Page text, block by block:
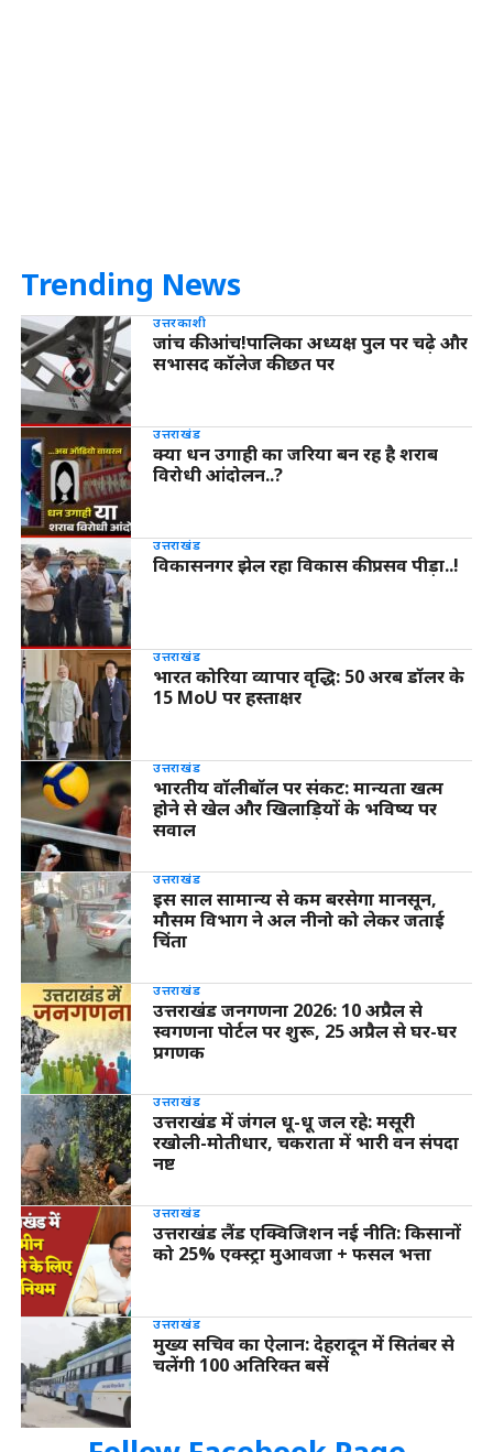
Trending News
उत्तरकाशी
जांच की आंच!पालिका अध्यक्ष पुल पर चढ़े और
सभासद कॉलेज की छत पर
उत्तराखंड
क्या धन उगाही का जरिया बन रह है शराब
विरोधी आंदोलन..?
उत्तराखंड
विकासनगर झेल रहा विकास की प्रसव पीड़ा..!
उत्तराखंड
भारत कोरिया व्यापार वृद्धि: 50 अरब डॉलर के
15 MoU पर हस्ताक्षर
उत्तराखंड
भारतीय वॉलीबॉल पर संकट: मान्यता खत्म
होने से खेल और खिलाड़ियों के भविष्य पर
सवाल
उत्तराखंड
इस साल सामान्य से कम बरसेगा मानसून,
मौसम विभाग ने अल नीनो को लेकर जताई
चिंता
उत्तराखंड
उत्तराखंड जनगणना 2026: 10 अप्रैल से
स्वगणना पोर्टल पर शुरू, 25 अप्रैल से घर-घर
प्रगणक
उत्तराखंड
उत्तराखंड में जंगल धू-धू जल रहे: मसूरी
रखोली-मोतीधार, चकराता में भारी वन संपदा
नष्ट
उत्तराखंड
उत्तराखंड लैंड एक्विजिशन नई नीति: किसानों
को 25% एक्स्ट्रा मुआवजा + फसल भत्ता
उत्तराखंड
मुख्य सचिव का ऐलान: देहरादून में सितंबर से
चलेंगी 100 अतिरिक्त बसें